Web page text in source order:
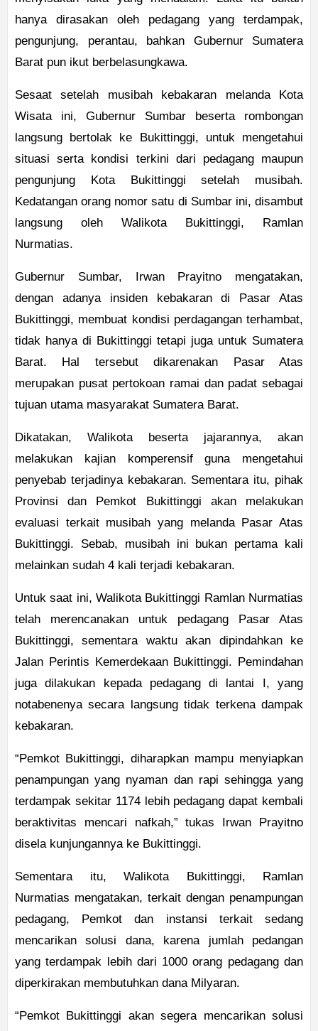
hanya dirasakan oleh pedagang yang terdampak,
pengunjung, perantau, bahkan Gubernur Sumatera
Barat pun ikut berbelasungkawa.
Sesaat setelah musibah kebakaran melanda Kota
Wisata ini, Gubernur Sumbar beserta rombongan
langsung bertolak ke Bukittinggi, untuk mengetahui
situasi serta kondisi terkini dari pedagang maupun
pengunjung Kota Bukittinggi setelah musibah.
Kedatangan orang nomor satu di Sumbar ini, disambut
langsung oleh Walikota Bukittinggi, Ramlan
Nurmatias.
Gubernur Sumbar, Irwan Prayitno mengatakan,
dengan adanya insiden kebakaran di Pasar Atas
Bukittinggi, membuat kondisi perdagangan terhambat,
tidak hanya di Bukittinggi tetapi juga untuk Sumatera
Barat. Hal tersebut dikarenakan Pasar Atas
merupakan pusat pertokoan ramai dan padat sebagai
tujuan utama masyarakat Sumatera Barat.
Dikatakan, Walikota beserta jajarannya, akan
melakukan kajian komperensif guna mengetahui
penyebab terjadinya kebakaran. Sementara itu, pihak
Provinsi dan Pemkot Bukittinggi akan melakukan
evaluasi terkait musibah yang melanda Pasar Atas
Bukittinggi. Sebab, musibah ini bukan pertama kali
melainkan sudah 4 kali terjadi kebakaran.
Untuk saat ini, Walikota Bukittinggi Ramlan Nurmatias
telah merencanakan untuk pedagang Pasar Atas
Bukittinggi, sementara waktu akan dipindahkan ke
Jalan Perintis Kemerdekaan Bukittinggi. Pemindahan
juga dilakukan kepada pedagang di lantai I, yang
notabenenya secara langsung tidak terkena dampak
kebakaran.
“Pemkot Bukittinggi, diharapkan mampu menyiapkan
penampungan yang nyaman dan rapi sehingga yang
terdampak sekitar 1174 lebih pedagang dapat kembali
beraktivitas mencari nafkah,” tukas Irwan Prayitno
disela kunjungannya ke Bukittinggi.
Sementara itu, Walikota Bukittinggi, Ramlan
Nurmatias mengatakan, terkait dengan penampungan
pedagang, Pemkot dan instansi terkait sedang
mencarikan solusi dana, karena jumlah pedangan
yang terdampak lebih dari 1000 orang pedagang dan
diperkirakan membutuhkan dana Milyaran.
“Pemkot Bukittinggi akan segera mencarikan solusi